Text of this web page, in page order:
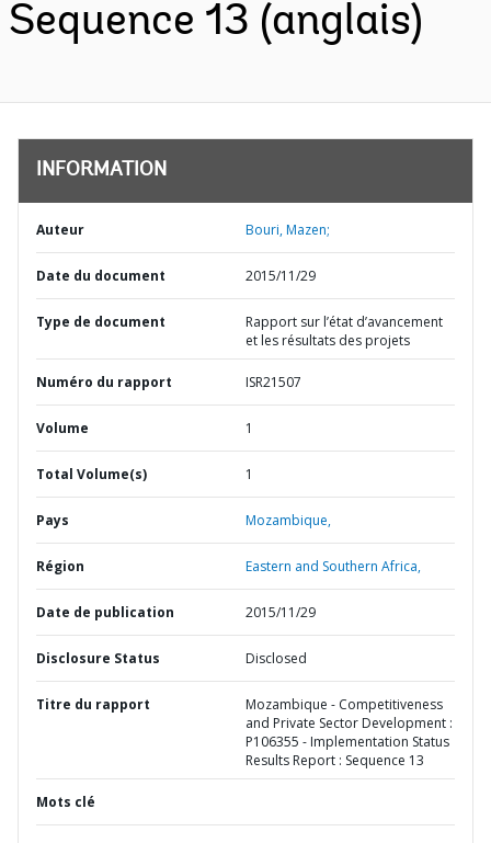
Sequence 13 (anglais)
INFORMATION
Auteur Bouri, Mazen;
Date du document 2015/11/29
Type de document
Rapport sur l’état d’avancement
et les résultats des projets
Numéro du rapport ISR21507
Volume 1
Total Volume(s) 1
Pays Mozambique,
Région Eastern and Southern Africa,
Date de publication 2015/11/29
Disclosure Status Disclosed
Titre du rapport
Mozambique - Competitiveness
and Private Sector Development :
P106355 - Implementation Status
Results Report : Sequence 13
Mots clé